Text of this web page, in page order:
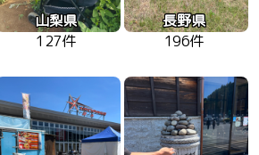
山梨県
127件
長野県
196件